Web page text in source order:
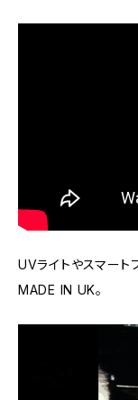
UVライトやスマート
MADE IN UK。